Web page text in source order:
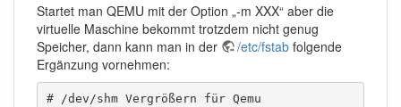
Startet man QEMU mit der Option „-m XXX“ aber die
virtuelle Maschine bekommt trotzdem nicht genug
Speicher, dann kann man in der
/etc/fstab folgende
Ergänzung vornehmen:
# /dev/shm Vergrößern für Qemu